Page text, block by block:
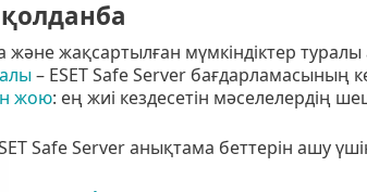
жақсартылған мүмкіндіктер
– ESET Safe Server бағдарламасының
жою: ең жиі кездесетін мәселелердің
Safe Server анықтама беттерін ашу